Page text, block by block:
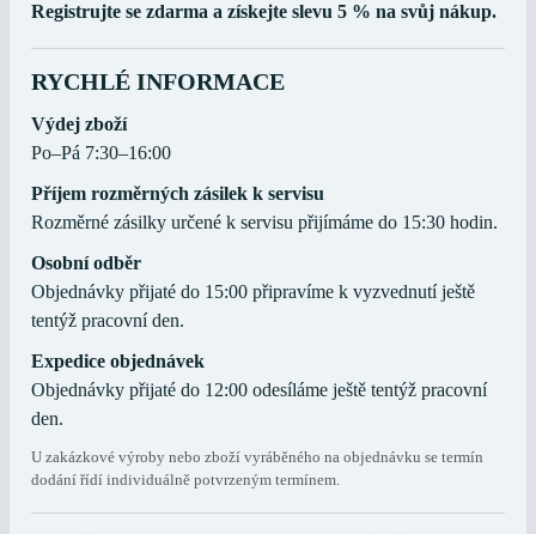
Registrujte se zdarma a získejte slevu 5 % na svůj nákup.
RYCHLÉ INFORMACE
Výdej zboží
Po–Pá 7:30–16:00
Příjem rozměrných zásilek k servisu
Rozměrné zásilky určené k servisu přijímáme do 15:30 hodin.
Osobní odběr
Objednávky přijaté do 15:00 připravíme k vyzvednutí ještě
tentýž pracovní den.
Expedice objednávek
Objednávky přijaté do 12:00 odesíláme ještě tentýž pracovní
den.
U zakázkové výroby nebo zboží vyráběného na objednávku se termín
dodání řídí individuálně potvrzeným termínem.